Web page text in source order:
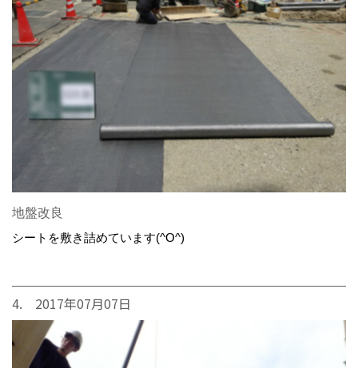
地盤改良
シートを敷き詰めています(^O^)
4. 2017年07月07日